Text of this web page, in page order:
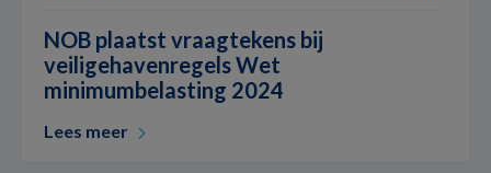
NOB plaatst vraagtekens bij
veiligehavenregels Wet
minimumbelasting 2024
Lees meer